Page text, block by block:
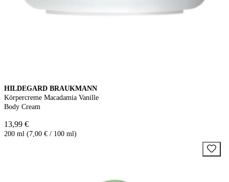
HILDEGARD BRAUKMANN
Körpercreme Macadamia Vanille
Body Cream
13,99 €
200 ml (7,00 € / 100 ml)